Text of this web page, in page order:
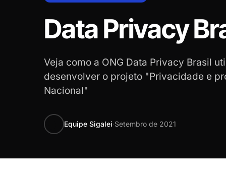
Data Privacy
Veja como a ONG Data Privacy Brasil
desenvolver o projeto "Privacidade e
Nacional"
Equipe Sigalei·Setembro de 2021